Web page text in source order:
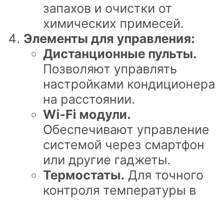
запахов и очистки от
химических примесей.
Элементы для управления:
Дистанционные пульты.
Позволяют управлять
настройками кондиционера
на расстоянии.
Wi-Fi модули.
Обеспечивают управление
системой через смартфон
или другие гаджеты.
Термостаты. Для точного
контроля температуры в